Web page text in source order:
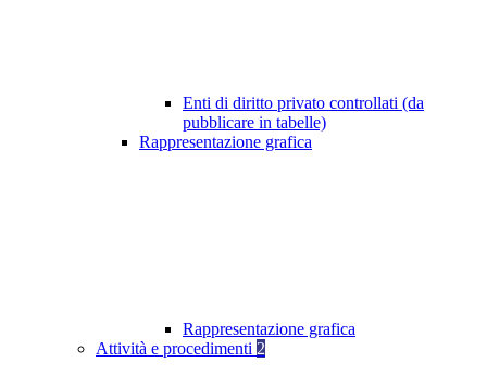
Enti di diritto privato controllati (da
pubblicare in tabelle)
Rappresentazione grafica
Rappresentazione grafica
Attività e procedimenti 2